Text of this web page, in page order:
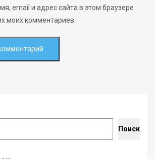
email и адрес сайта в этом браузере
моих комментариев.
Поиск